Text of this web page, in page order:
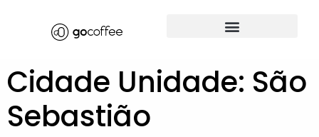
Cidade Unidade: São
Sebastião